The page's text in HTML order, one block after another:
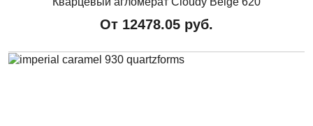
От 12478.05 руб.